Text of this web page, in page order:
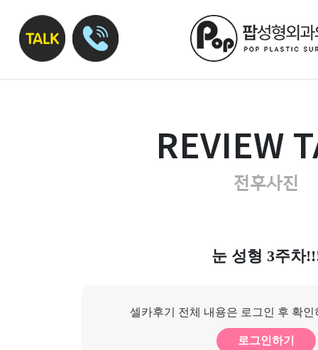
REVIEW
전후사진
눈 성형 3주차
셀카후기 전체 내용은 로그인 후 확
로그인하기